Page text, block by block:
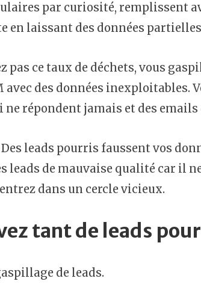
par curiosité, remplissent
en laissant des données
pas ce taux de déchets, vous
des données inexploitables.
ne répondent jamais et des
Des leads pourris faussent vos
leads de mauvaise qualité car il
dans un cercle vicieux.
tant de leads
de leads.